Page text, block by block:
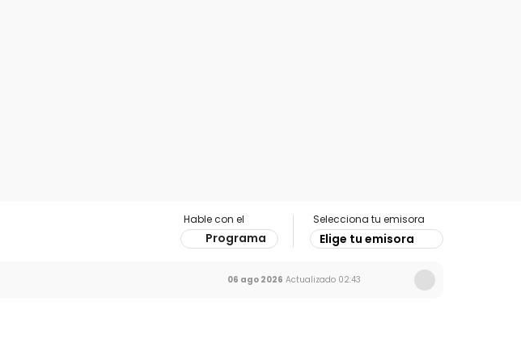
Hable con el
Programa
Selecciona tu emisora
Elige tu emisora
06 ago 2026 Actualizado 02:43